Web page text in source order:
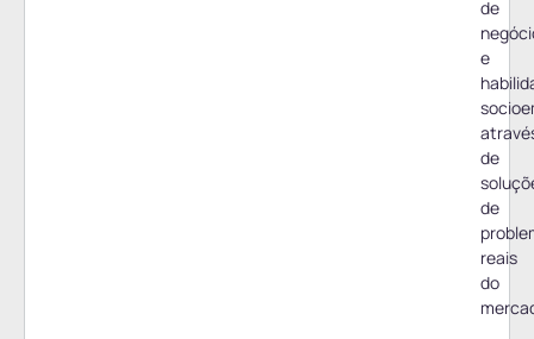
de
e
de
de
reais
do